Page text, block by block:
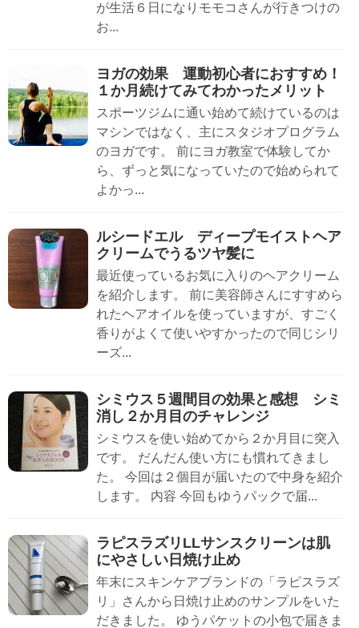
が生活６日になりモモコさんが行きつけの
お...
ヨガの効果 運動初心者におすすめ！
１か月続けてみてわかったメリット
スポーツジムに通い始めて続けているのは
マシンではなく、主にスタジオプログラム
のヨガです。 前にヨガ教室で体験してか
ら、ずっと気になっていたので始められて
よかっ...
ルシードエル ディープモイストヘア
クリームでうるツヤ髪に
最近使っているお気に入りのヘアクリーム
を紹介します。 前に美容師さんにすすめら
れたヘアオイルを使っていますが、すごく
香りがよくて使いやすかったので同じシリ
ーズ...
シミウス５週間目の効果と感想 シミ
消し２か月目のチャレンジ
シミウスを使い始めてから２か月目に突入
です。 だんだん使い方にも慣れてきまし
た。 今回は２個目が届いたので中身を紹介
します。 内容 今回もゆうパックで届...
ラピスラズリLLサンスクリーンは肌
にやさしい日焼け止め
年末にスキンケアブランドの「ラピスラズ
リ」さんから日焼け止めのサンプルをいた
だきました。 ゆうパケットの小包で届きま